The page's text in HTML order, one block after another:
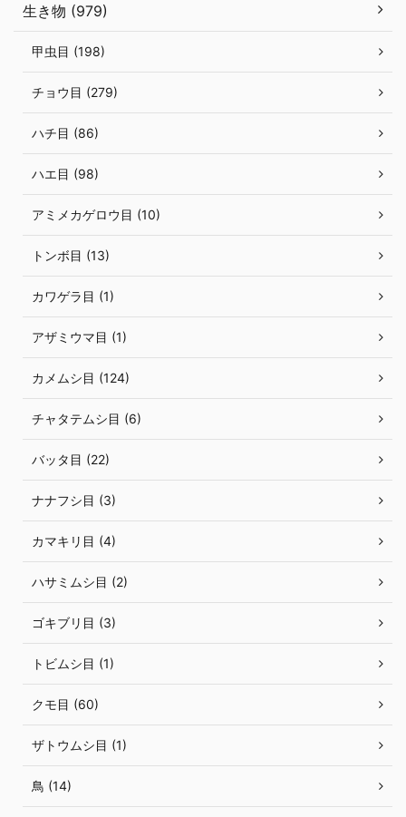
生き物 (979)
甲虫目 (198)
チョウ目 (279)
ハチ目 (86)
ハエ目 (98)
アミメカゲロウ目 (10)
トンボ目 (13)
カワゲラ目 (1)
アザミウマ目 (1)
カメムシ目 (124)
チャタテムシ目 (6)
バッタ目 (22)
ナナフシ目 (3)
カマキリ目 (4)
ハサミムシ目 (2)
ゴキブリ目 (3)
トビムシ目 (1)
クモ目 (60)
ザトウムシ目 (1)
鳥 (14)